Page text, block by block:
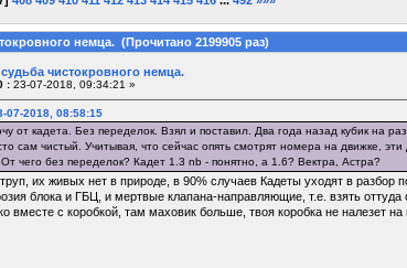
немца. (Прочитано 2199905 раз)
чистокровного немца.
:23-07-2018, 09:34:21 »
07-2018, 08:58:15
от кадета. Без переделок. Взял и поставил. Два года назад кубик на
сам чистый. Учитывая, что сейчас опять смотрят номера на движке,
чего без переделок? Кадет 1.3 nb - понятно, а 1.6? Вектра, Астра?
их живых нет в природе, в 90% случаев Кадеты уходят в
блока и ГБЦ, и мертвые клапана-направляющие, т.е. взять оттуда
вместе с коробкой, там маховик больше, твоя коробка не налезет на